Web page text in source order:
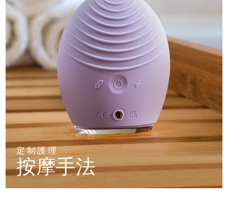
定制護理
按摩手法